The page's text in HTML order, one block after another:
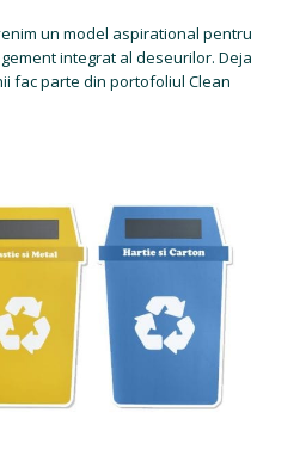
un model aspirational pentru
integrat al deseurilor. Deja
fac parte din portofoliul Clean